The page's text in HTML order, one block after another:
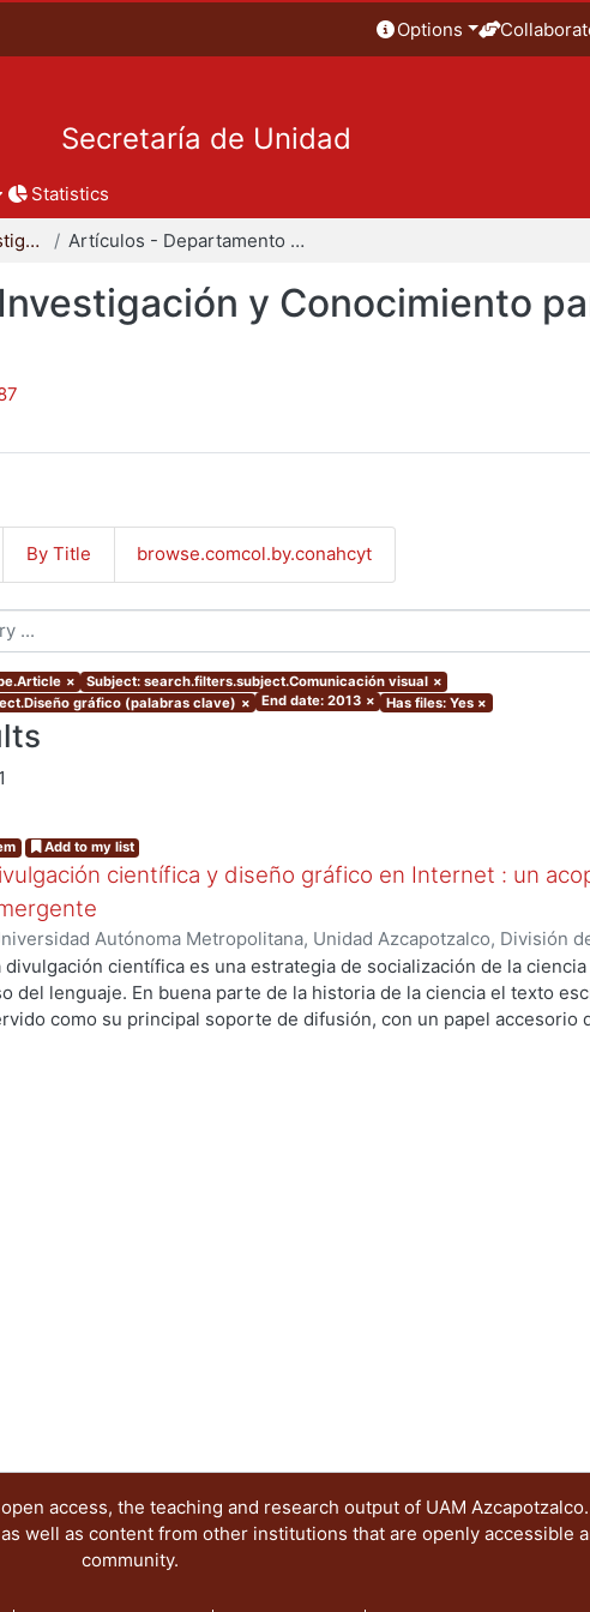
Options
Secretaría de Unidad
Statistics
Departamento de Investigación y Conocimiento para el Diseño Artículos - Departamento de Investigación y Conocimiento para el Diseño
y Conocimiento
By Title browse.comcol.by.conahcyt
× Subject: search.filters.subject.Comunicación visual ×
gráfico (palabras clave) × End date: 2013 × Has files: Yes ×
Add to my list
científica y diseño gráfico en Internet : un
Autónoma Metropolitana, Unidad Azcapotzalco, División
para el Diseño, Departamento de Evaluación del Diseño en el
) Rosales González, Rodrigo
divulgación científica es una estrategia de socialización de la
del lenguaje. En buena parte de la historia de la ciencia el texto
como su principal soporte de difusión, con un papel accesorio
access, the teaching and research output of UAM
well as content from other institutions that are openly accessible
community.